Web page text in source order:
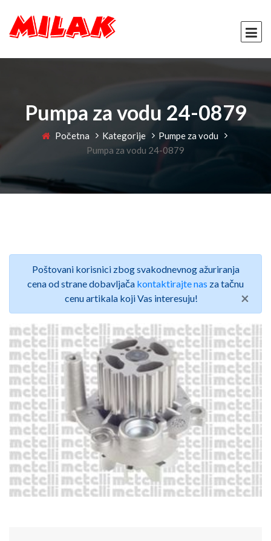
Pumpa za vodu 24-0879
Početna Kategorije
Pumpe za vodu
Pumpa za vodu 24-0879
Poštovani korisnici zbog svakodnevnog ažuriranja
cena od strane dobavljača kontaktirajte nas za tačnu
cenu artikala koji Vas interesuju!
×